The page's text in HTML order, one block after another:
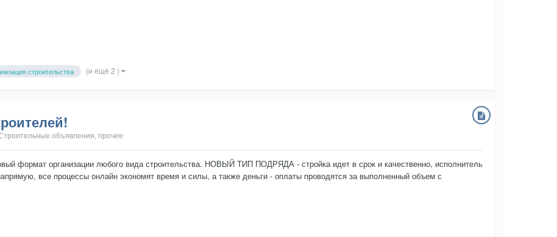
строительства (и ещё 2 )
объявления, прочее
формат организации любого вида строительства. НОВЫЙ ТИП ПОДРЯДА - стройка идет в срок и качественно, исполнитель
все процессы онлайн экономят время и силы, а также деньги - оплаты проводятся за выполненный объем с